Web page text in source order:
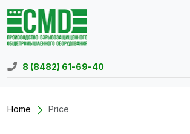
8 (8482) 61-69-40
Home Price